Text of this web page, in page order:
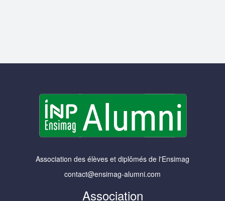
Association des élèves et diplômés de l'Ensimag
contact@ensimag-alumni.com
Association